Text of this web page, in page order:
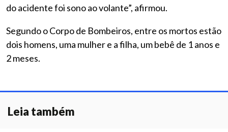
do acidente foi sono ao volante”, afirmou.
Segundo o Corpo de Bombeiros, entre os mortos estão
dois homens, uma mulher e a filha, um bebê de 1 anos e
2 meses.
Leia também